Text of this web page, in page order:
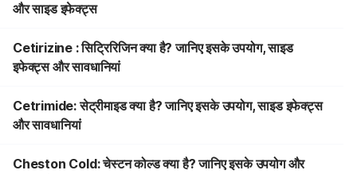
और साइड इफेक्ट्स
Cetirizine : सिट्रिरिजिन क्या है? जानिए इसके उपयोग, साइड
इफेक्ट्स और सावधानियां
Cetrimide: सेट्रीमाइड क्या है? जानिए इसके उपयोग, साइड इफेक्ट्स
और सावधानियां
Cheston Cold: चेस्टन कोल्ड क्या है? जानिए इसके उपयोग और